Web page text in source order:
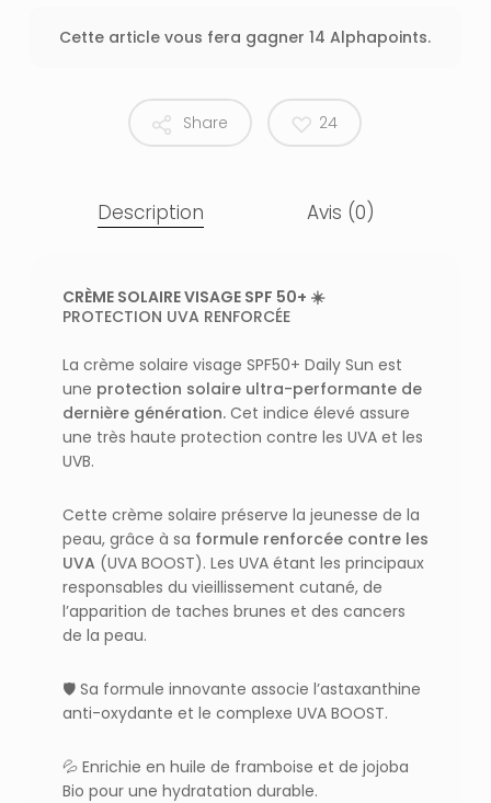
Cette article vous fera gagner 14 Alphapoints.
Share 24
Description Avis (0)
CRÈME SOLAIRE VISAGE SPF 50+ ☀️
PROTECTION UVA RENFORCÉE
La crème solaire visage SPF50+ Daily Sun est
une protection solaire ultra-performante de
dernière génération.Cet indice élevé assure
une très haute protection contre les UVA et les
UVB.
Cette crème solaire préserve la jeunesse de la
peau, grâce à sa formule renforcée contre les
UVA (UVA BOOST). Les UVA étant les principaux
responsables du vieillissement cutané, de
l’apparition de taches brunes et des cancers
de la peau.
🛡️ Sa formule innovante associe l’astaxanthine
anti-oxydante et le complexe UVA BOOST.
💦 Enrichie en huile de framboise et de jojoba
Bio pour une hydratation durable.